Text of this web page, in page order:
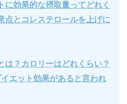
に効果的な摂取量ってどれく
点とコレステロールを上げに
は？カロリーはどれくらい？
エット効果があると言われ